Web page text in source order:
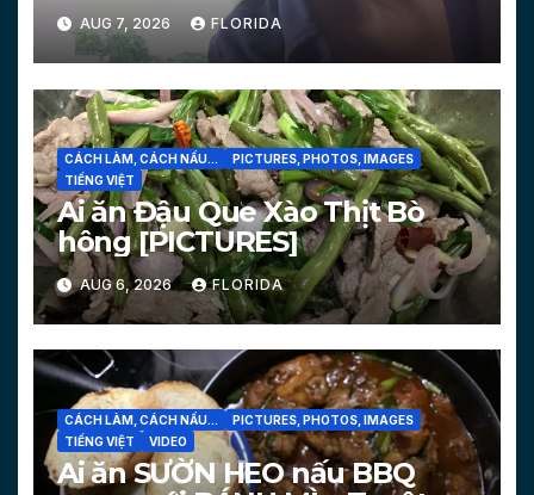
AUG 7, 2026 FLORIDA
CÁCH LÀM, CÁCH NẤU...
PICTURES, PHOTOS, IMAGES
TIẾNG VIỆT
Ai ăn Đậu Que Xào Thịt Bò
hông [PICTURES]
AUG 6, 2026 FLORIDA
CÁCH LÀM, CÁCH NẤU...
PICTURES, PHOTOS, IMAGES
TIẾNG VIỆT
VIDEO
Ai ăn SƯỜN HEO nấu BBQ